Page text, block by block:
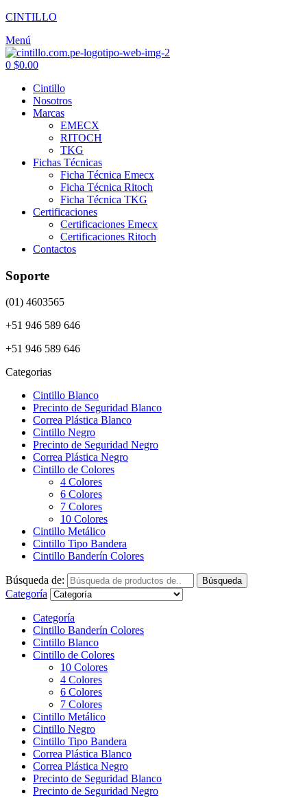
CINTILLO
Menú
0 $0.00
Cintillo
Nosotros
Marcas
EMECX
RITOCH
TKG
Fichas Técnicas
Ficha Técnica Emecx
Ficha Técnica Ritoch
Ficha Técnica TKG
Certificaciones
Certificaciones Emecx
Certificaciones Ritoch
Contactos
Soporte
(01) 4603565
+51 946 589 646
+51 946 589 646
Categorias
Cintillo Blanco
Precinto de Seguridad Blanco
Correa Plástica Blanco
Cintillo Negro
Precinto de Seguridad Negro
Correa Plástica Negro
Cintillo de Colores
4 Colores
6 Colores
7 Colores
10 Colores
Cintillo Metálico
Cintillo Tipo Bandera
Cintillo Banderín Colores
Búsqueda de: Búsqueda
Categoría
Categoría
Cintillo Banderín Colores
Cintillo Blanco
Cintillo de Colores
10 Colores
4 Colores
6 Colores
7 Colores
Cintillo Metálico
Cintillo Negro
Cintillo Tipo Bandera
Correa Plástica Blanco
Correa Plástica Negro
Precinto de Seguridad Blanco
Precinto de Seguridad Negro